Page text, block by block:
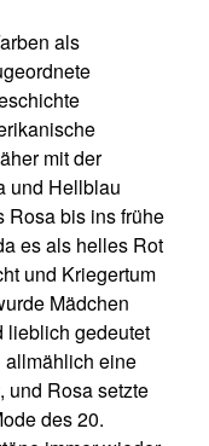
als
mit der
und Hellblau
Rosa bis ins frühe
es als helles Rot
und Kriegertum
Mädchen
lieblich gedeutet
allmählich eine
und Rosa setzte
des 20.